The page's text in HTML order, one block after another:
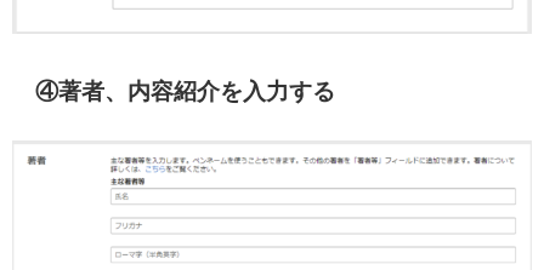
④著者、内容紹介を入力する